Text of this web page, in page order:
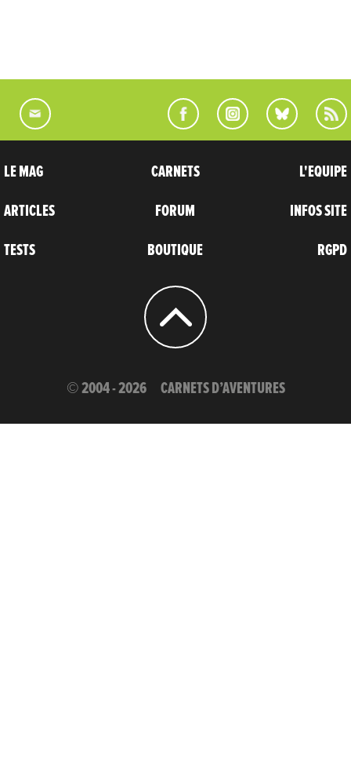
LE MAG
ARTICLES
TESTS
CARNETS
FORUM
BOUTIQUE
L'EQUIPE
INFOS SITE
RGPD
© 2004 - 2026 CARNETS D’AVENTURES